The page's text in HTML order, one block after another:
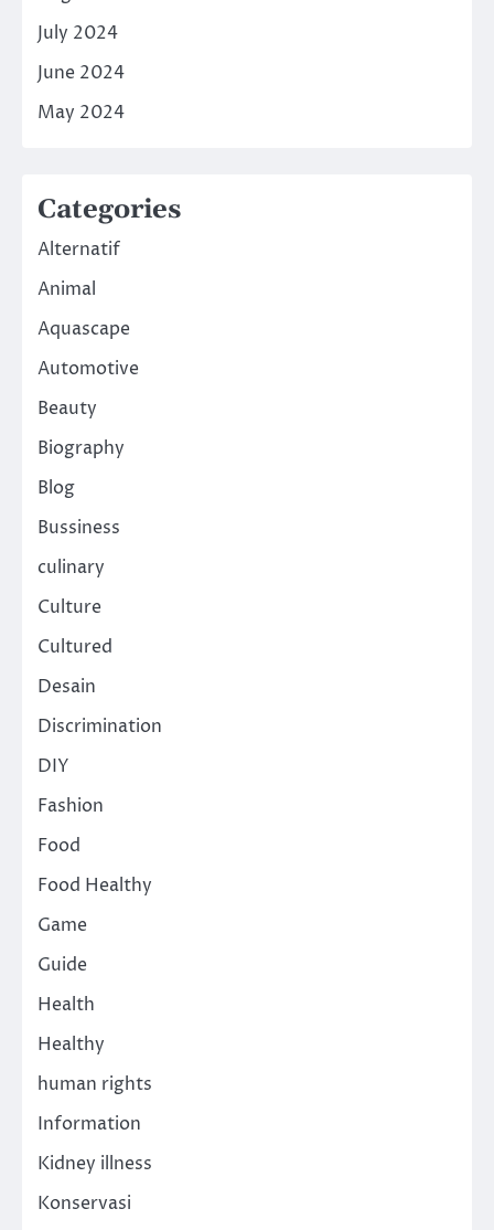
July 2024
June 2024
May 2024
Categories
Alternatif
Animal
Aquascape
Automotive
Beauty
Biography
Blog
Bussiness
culinary
Culture
Cultured
Desain
Discrimination
DIY
Fashion
Food
Food Healthy
Game
Guide
Health
Healthy
human rights
Information
Kidney illness
Konservasi